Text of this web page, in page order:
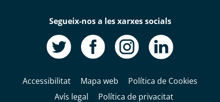
Segueix-nos a les xarxes socials
Accessibilitat Mapa web
Política de Cookies
Avís legal
Política de privacitat